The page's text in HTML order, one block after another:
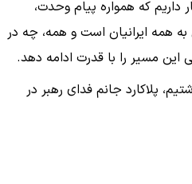
داریم که همواره پیام وحدت،
همه ایرانیان است و همه، چه در
این مسیر را با قدرت ادامه دهد.
پلاکارد جانم فدای رهبر در